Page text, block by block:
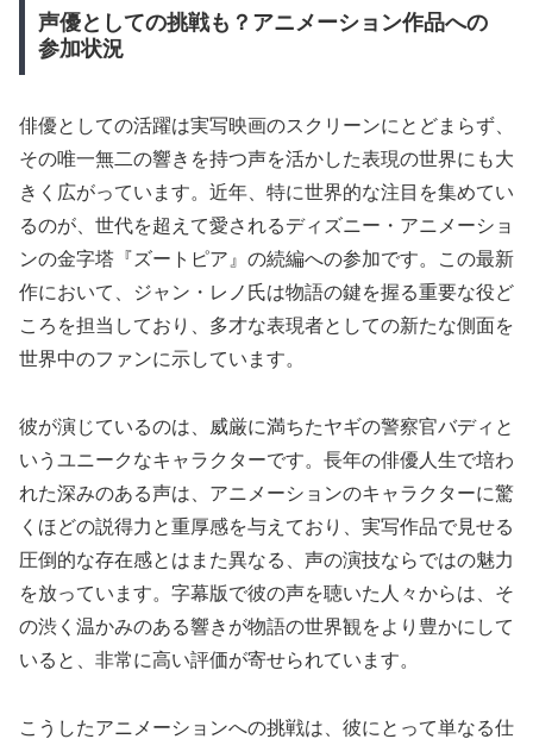
声優としての挑戦も？アニメーション作品への
参加状況
俳優としての活躍は実写映画のスクリーンにとどまらず、
その唯一無二の響きを持つ声を活かした表現の世界にも大
きく広がっています。近年、特に世界的な注目を集めてい
るのが、世代を超えて愛されるディズニー・アニメーショ
ンの金字塔『ズートピア』の続編への参加です。この最新
作において、ジャン・レノ氏は物語の鍵を握る重要な役ど
ころを担当しており、多才な表現者としての新たな側面を
世界中のファンに示しています。
彼が演じているのは、威厳に満ちたヤギの警察官バディと
いうユニークなキャラクターです。長年の俳優人生で培わ
れた深みのある声は、アニメーションのキャラクターに驚
くほどの説得力と重厚感を与えており、実写作品で見せる
圧倒的な存在感とはまた異なる、声の演技ならではの魅力
を放っています。字幕版で彼の声を聴いた人々からは、そ
の渋く温かみのある響きが物語の世界観をより豊かにして
いると、非常に高い評価が寄せられています。
こうしたアニメーションへの挑戦は、彼にとって単なる仕